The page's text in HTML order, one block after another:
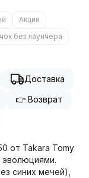
Акции
без лаунчера
Доставка
👉 Возврат
от Takara Tomy
синих мечей),